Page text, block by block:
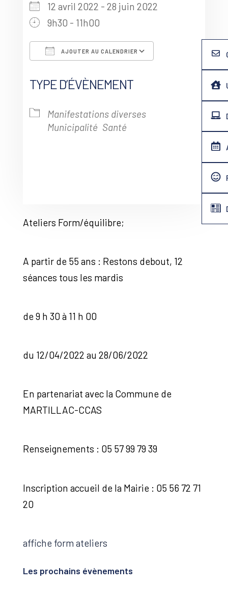
12 avril 2022 - 28 juin 2022
9h30 - 11h00
AJOUTER AU CALENDRIER
Calendrier
TYPE D’ÉVÈNEMENT
Manifestations diverses
Municipalité Santé
Ateliers Form/équilibre;
A partir de 55 ans : Restons debout, 12
séances tous les mardis
de 9 h 30 à 11 h 00
du 12/04/2022 au 28/06/2022
En partenariat avec la Commune de
MARTILLAC-CCAS
Renseignements : 05 57 99 79 39
Inscription accueil de la Mairie : 05 56 72 71
20
affiche form ateliers
Les prochains évènements